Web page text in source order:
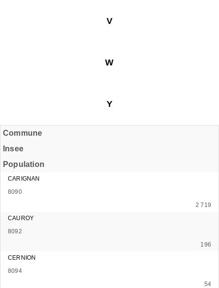
V
W
Y
Commune
Insee
Population
CARIGNAN
8090
2 719
CAUROY
8092
196
CERNION
8094
54